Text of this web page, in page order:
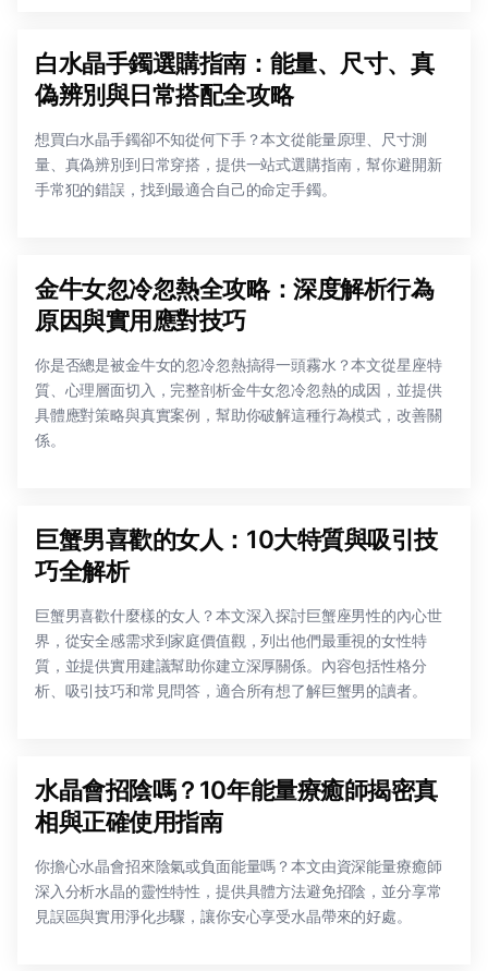
白水晶手鐲選購指南：能量、尺寸、真
偽辨別與日常搭配全攻略
想買白水晶手鐲卻不知從何下手？本文從能量原理、尺寸測
量、真偽辨別到日常穿搭，提供一站式選購指南，幫你避開新
手常犯的錯誤，找到最適合自己的命定手鐲。
金牛女忽冷忽熱全攻略：深度解析行為
原因與實用應對技巧
你是否總是被金牛女的忽冷忽熱搞得一頭霧水？本文從星座特
質、心理層面切入，完整剖析金牛女忽冷忽熱的成因，並提供
具體應對策略與真實案例，幫助你破解這種行為模式，改善關
係。
巨蟹男喜歡的女人：10大特質與吸引技
巧全解析
巨蟹男喜歡什麼樣的女人？本文深入探討巨蟹座男性的內心世
界，從安全感需求到家庭價值觀，列出他們最重視的女性特
質，並提供實用建議幫助你建立深厚關係。內容包括性格分
析、吸引技巧和常見問答，適合所有想了解巨蟹男的讀者。
水晶會招陰嗎？10年能量療癒師揭密真
相與正確使用指南
你擔心水晶會招來陰氣或負面能量嗎？本文由資深能量療癒師
深入分析水晶的靈性特性，提供具體方法避免招陰，並分享常
見誤區與實用淨化步驟，讓你安心享受水晶帶來的好處。